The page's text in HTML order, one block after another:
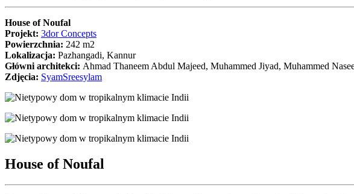
House of Noufal
Projekt: 3dor Concepts
Powierzchnia: 242 m2
Lokalizacja: Pazhangadi, Kannur
Główni architekci: Ahmad Thaneem Abdul Majeed, Muhammed Jiyad, Muhammed
Zdjęcia: SyamSreesylam
House of Noufal